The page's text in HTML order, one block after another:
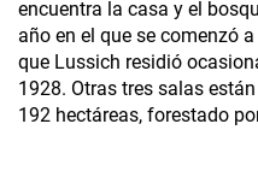
encuentra la casa y el
año en el que se comenzó
que Lussich residió
1928. Otras tres salas
192 hectáreas, forestado